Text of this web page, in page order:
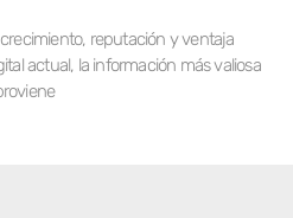
reputación y ventaja
actual, la información más valiosa